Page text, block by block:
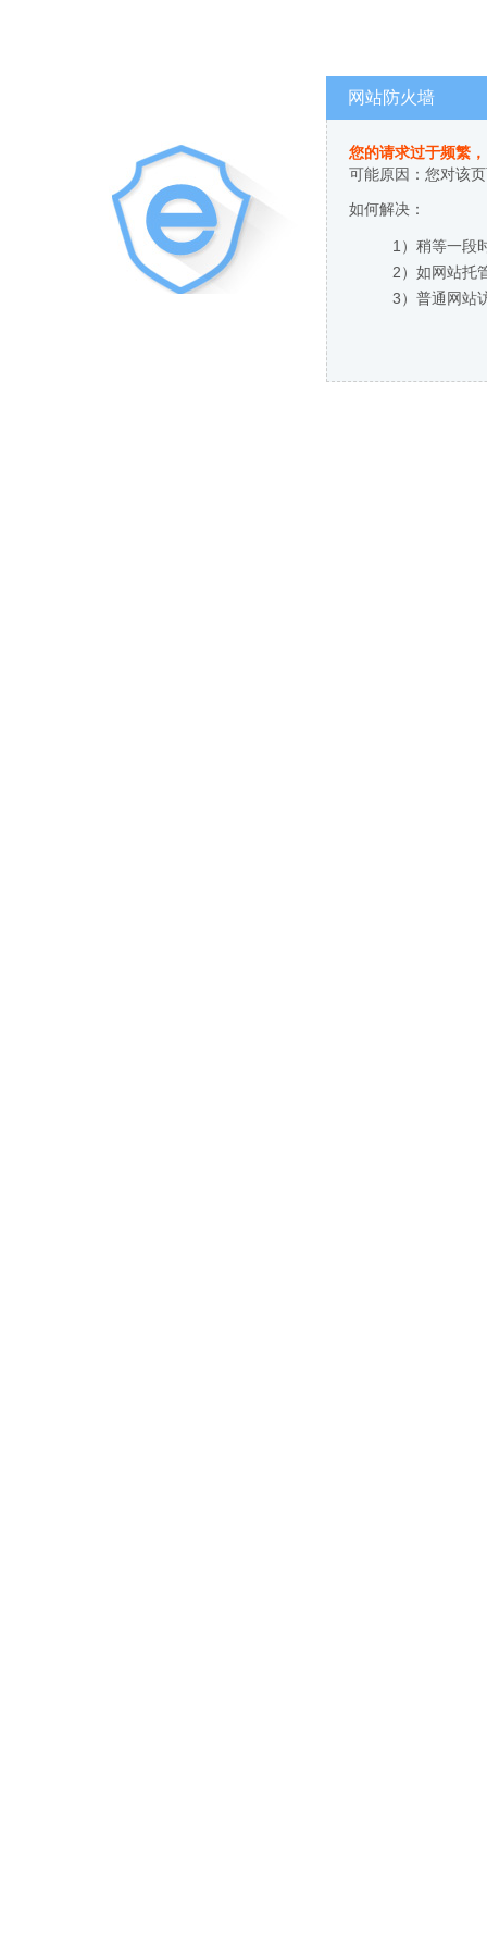
网站防火墙
您的请求过于频繁
可能原因：您对该
如何解决：
1）稍等一段
2）如网站托
3）普通网站